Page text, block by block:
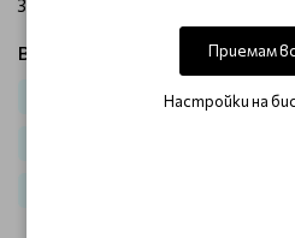
Виж продукти от категория:
Стилизация и блясък
Приемам
Настройки на